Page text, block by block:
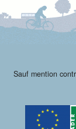
Sauf mention